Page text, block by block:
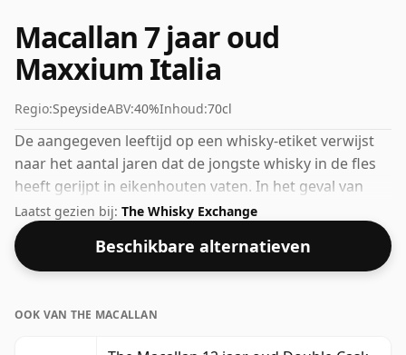
Macallan 7 jaar oud
Maxxium Italia
Regio:SpeysideABV:40%Inhoud:70cl
De aangegeven leeftijd op een whisky-etiket verwijst
naar het aantal jaren dat de jongste whisky in de fles
heeft gerijpt in eikenhouten vaten. In het geval van
deze Scotch Whisky van The Macallan is dat 7 jaar. Het
ABV van deze botteling is 40% en de flesmaat is
standaard 70cl.
Laatst gezien bij: The Whisky Exchange
Beschikbare alternatieven
OOK VAN THE MACALLAN